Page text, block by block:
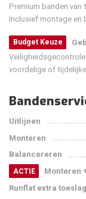
Premium banden
Inclusief montage en
Budget Keuze
voordelige of
Uitlijnen
Monteren
Balancereren
ACTIE Monteren
Runflat extra toeslag